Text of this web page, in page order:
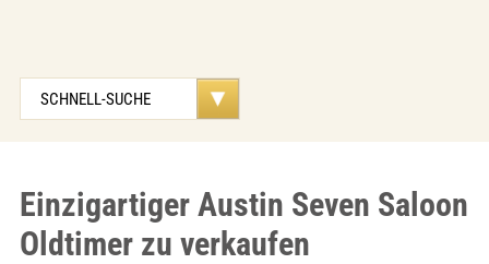
Einzigartiger Austin Seven Saloon
Oldtimer zu verkaufen